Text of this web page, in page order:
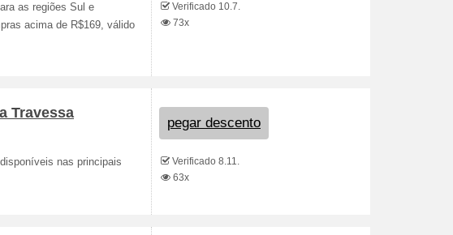
as regiões Sul e
acima de R$169, válido
Verificado 10.7.
73x
Travessa
nas principais
pegar descento
Verificado 8.11.
63x